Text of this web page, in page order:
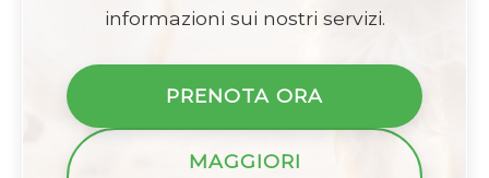
informazioni sui nostri servizi.
PRENOTA ORA
MAGGIORI